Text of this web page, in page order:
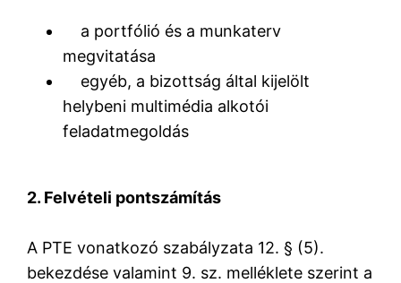
a portfólió és a munkaterv
megvitatása
egyéb, a bizottság által kijelölt
helybeni multimédia alkotói
feladatmegoldás
2. Felvételi pontszámítás
A PTE vonatkozó szabályzata 12. § (5).
bekezdése valamint 9. sz. melléklete szerint a